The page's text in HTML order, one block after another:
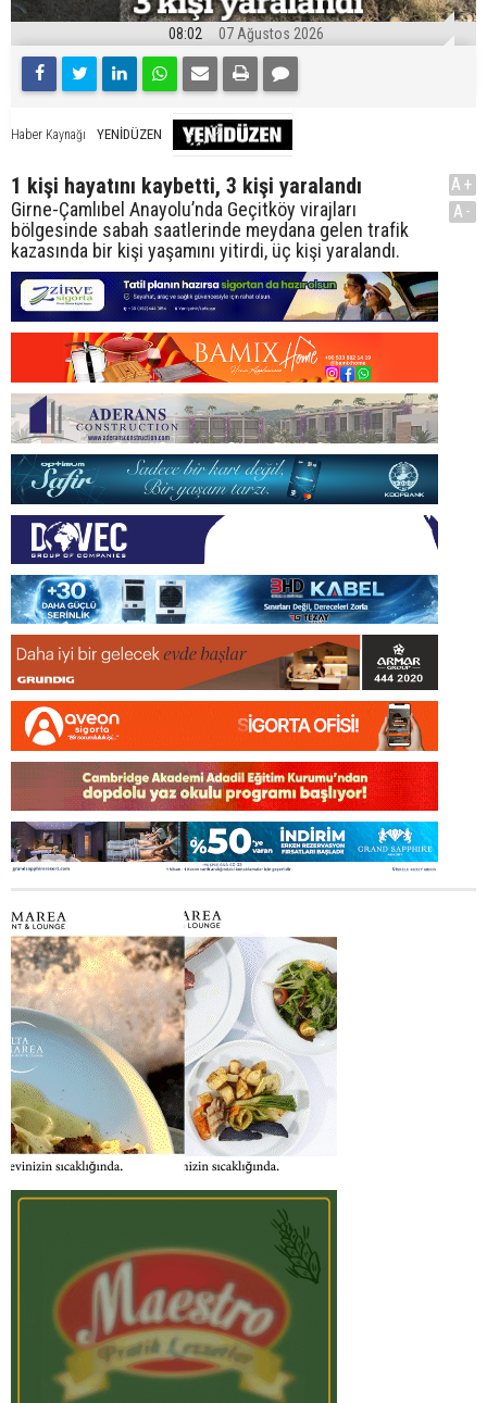
08:02 07 Ağustos 2026
Haber Kaynağı YENİDÜZEN
1 kişi hayatını kaybetti, 3 kişi yaralandı
Girne-Çamlıbel Anayolu’nda Geçitköy virajları
bölgesinde sabah saatlerinde meydana gelen trafik
kazasında bir kişi yaşamını yitirdi, üç kişi yaralandı.
A+
A-